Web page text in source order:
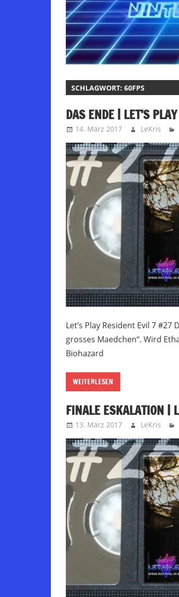
SCHLAGWORT:60FPS
DAS ENDE | LET’S
14. März 2017 LeKris
Let’s Play Resident Evil 7
grosses Maedchen“. Wird
Biohazard
WEITERLESEN
FINALE ESKALATION |
13. März 2017 LeKris